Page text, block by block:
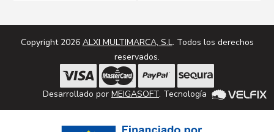
Copyright 2026 ALXI MULTIMARCA, S.L. Todos los derechos
reservados.
Desarrollado por MEIGASOFT. Tecnología